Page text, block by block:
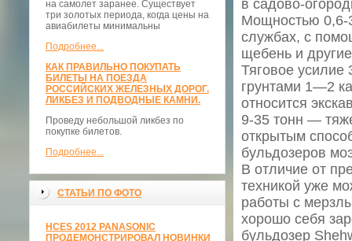
на самолет заранее. Существует
три золотых периода, когда цены на
авиабилеты минимальны
Подробнее...
КАК ПРАВИЛЬНО ПОКУПАТЬ
БИЛЕТЫ НА ПОЕЗДА
РОССИЙСКИХ ЖЕЛЕЗНЫХ ДОРОГ.
ЛИКБЕЗ И ПОДВОДНЫЕ КАМНИ.
Проведу небольшой ликбез по
покупке билетов.
Подробнее...
СТАТЬИ ПО ФОТО
НCES 2012 PANASONIC
ПРОДЕМОНСТРИРОВАЛ НОВИНКИ
в садово-
Мощностью 0,6-
службах, с
щебень и
Тяговое
грунтами 1­—2
относится
9-35 тонн —
открытым
бульдозеров
В отличие от
техникой уже
работы с
хорошо себя
бульдозер